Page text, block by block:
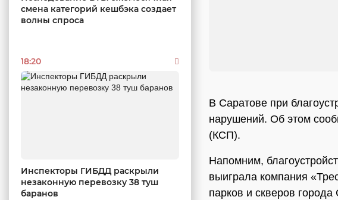
смена категорий кешбэка создает
волны спроса
18:20
Инспекторы ГИБДД раскрыли
незаконную перевозку 38 туш
баранов
В Саратове при
нарушений. Об этом
(КСП).
Напомним,
выиграла компания
парков и скверов